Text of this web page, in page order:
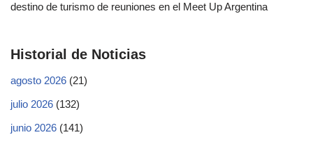
destino de turismo de reuniones en el Meet Up Argentina
Historial de Noticias
agosto 2026 (21)
julio 2026 (132)
junio 2026 (141)